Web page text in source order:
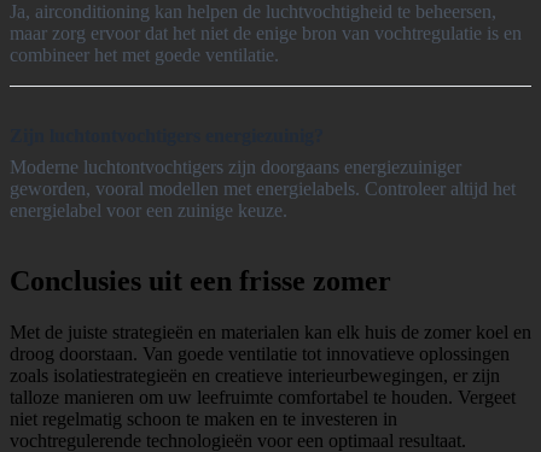
Ja, airconditioning kan helpen de luchtvochtigheid te beheersen,
maar zorg ervoor dat het niet de enige bron van vochtregulatie is en
combineer het met goede ventilatie.
Moderne luchtontvochtigers zijn doorgaans energiezuiniger
geworden, vooral modellen met energielabels. Controleer altijd het
energielabel voor een zuinige keuze.
Conclusies uit een frisse zomer
Met de juiste strategieën en materialen kan elk huis de zomer koel en
droog doorstaan. Van goede ventilatie tot innovatieve oplossingen
zoals isolatiestrategieën en creatieve interieurbewegingen, er zijn
talloze manieren om uw leefruimte comfortabel te houden. Vergeet
niet regelmatig schoon te maken en te investeren in
vochtregulerende technologieën voor een optimaal resultaat.